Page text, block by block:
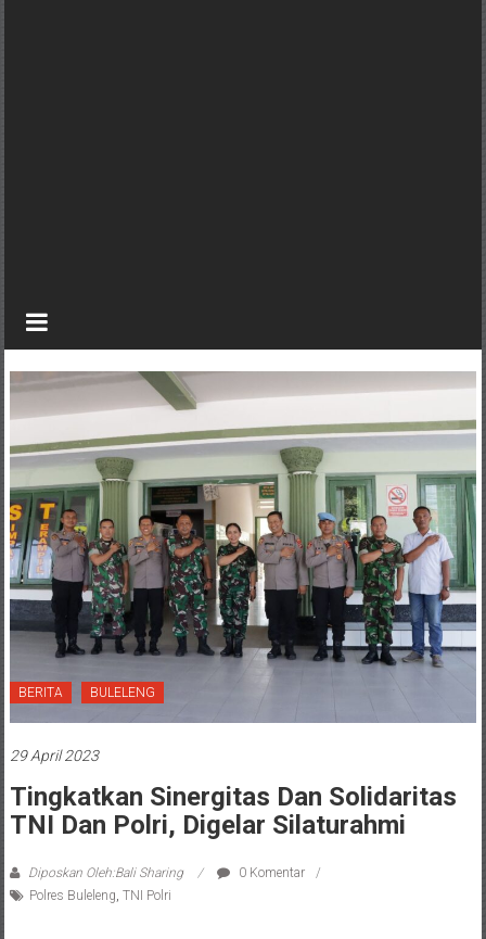
BERITA BULELENG
29 April 2023
Tingkatkan Sinergitas Dan Solidaritas
TNI Dan Polri, Digelar Silaturahmi
Diposkan Oleh:Bali Sharing
0 Komentar
Polres Buleleng TNI Polri